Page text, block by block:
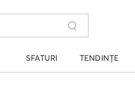
SFATURI TENDINȚE